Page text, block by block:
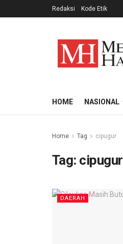
Redaksi Kode Etik
HOME NASIONAL
Home Tag cipugur
Tag: cipugur
DAERAH